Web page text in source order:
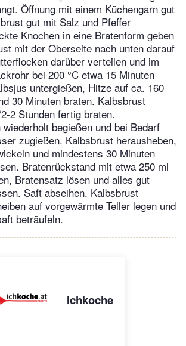
Öffnung mit einem Küchengarn gut
gut mit Salz und Pfeffer
Knochen in eine Bratenform geben
mit der Oberseite nach unten darauf
darüber verteilen und im
bei 200 °C etwa 15 Minuten
untergießen, Hitze auf ca. 160
30 Minuten braten. Kalbsbrust
2 Stunden fertig braten.
begießen und bei Bedarf
zugießen. Kalbsbrust herausheben,
und mindestens 30 Minuten
Bratenrückstand mit etwa 250 ml
Bratensatz lösen und alles gut
Saft abseihen. Kalbsbrust
auf vorgewärmte Teller legen und
beträufeln.
Ichkoche